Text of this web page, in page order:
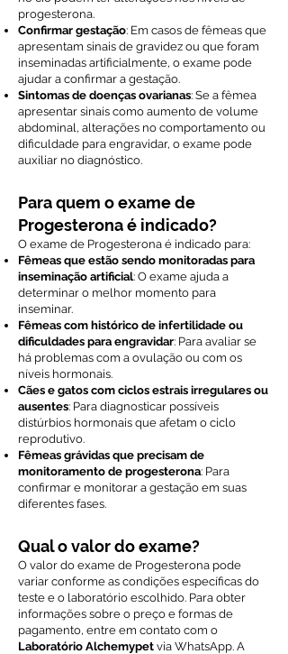
progesterona.
Confirmar gestação: Em casos de fêmeas que
apresentam sinais de gravidez ou que foram
inseminadas artificialmente, o exame pode
ajudar a confirmar a gestação.
Sintomas de doenças ovarianas: Se a fêmea
apresentar sinais como aumento de volume
abdominal, alterações no comportamento ou
dificuldade para engravidar, o exame pode
auxiliar no diagnóstico.
Para quem o exame de
Progesterona é indicado?
O exame de Progesterona é indicado para:
Fêmeas que estão sendo monitoradas para
inseminação artificial: O exame ajuda a
determinar o melhor momento para
inseminar.
Fêmeas com histórico de infertilidade ou
dificuldades para engravidar: Para avaliar se
há problemas com a ovulação ou com os
níveis hormonais.
Cães e gatos com ciclos estrais irregulares ou
ausentes: Para diagnosticar possíveis
distúrbios hormonais que afetam o ciclo
reprodutivo.
Fêmeas grávidas que precisam de
monitoramento de progesterona: Para
confirmar e monitorar a gestação em suas
diferentes fases.
Qual o valor do exame?
O valor do exame de Progesterona pode
variar conforme as condições específicas do
teste e o laboratório escolhido. Para obter
informações sobre o preço e formas de
pagamento, entre em contato com o
Laboratório Alchemypet via WhatsApp. A